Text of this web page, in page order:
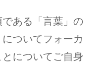
ある「言葉」の
ついてフォーカ
についてご自身